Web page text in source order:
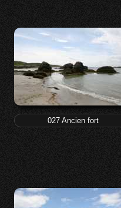
027 Ancien fort